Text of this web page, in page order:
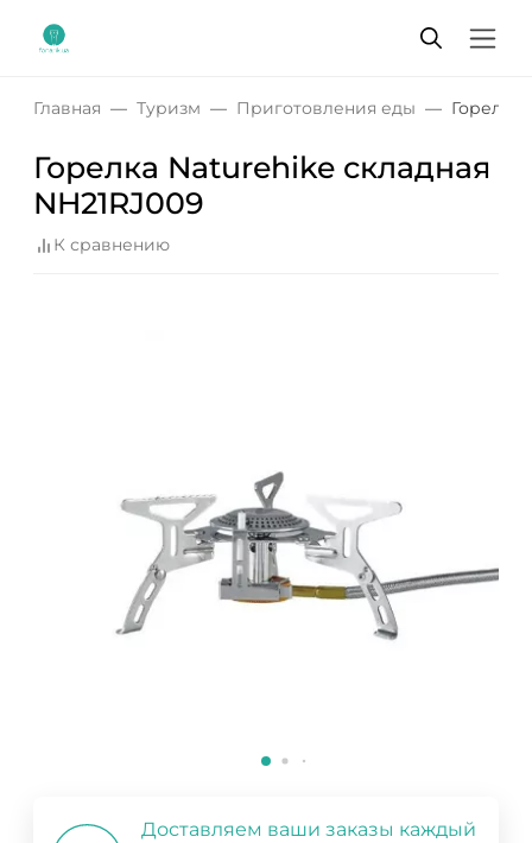
Главная Туризм Приготовления еды Горелка
Горелка Naturehike складная
NH21RJ009
К сравнению
Доставляем ваши заказы каждый